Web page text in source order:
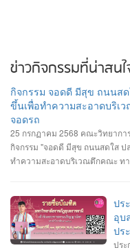
ข่าวกิจกรรมที่น่าสน
กิจกรรม จอดดี มีสุข ถนนส
ขึ้นเพื่อทำความสะอาดบริเ
จอดรถ
25 กรกฏาคม 2568 คณะวิทยากา
กิจกรรม "จอดดี มีสุข ถนนสดใส
ทำความสะอาดบริเวณตึกคณะ ทา
ปร
อุบ
ปร
ปร